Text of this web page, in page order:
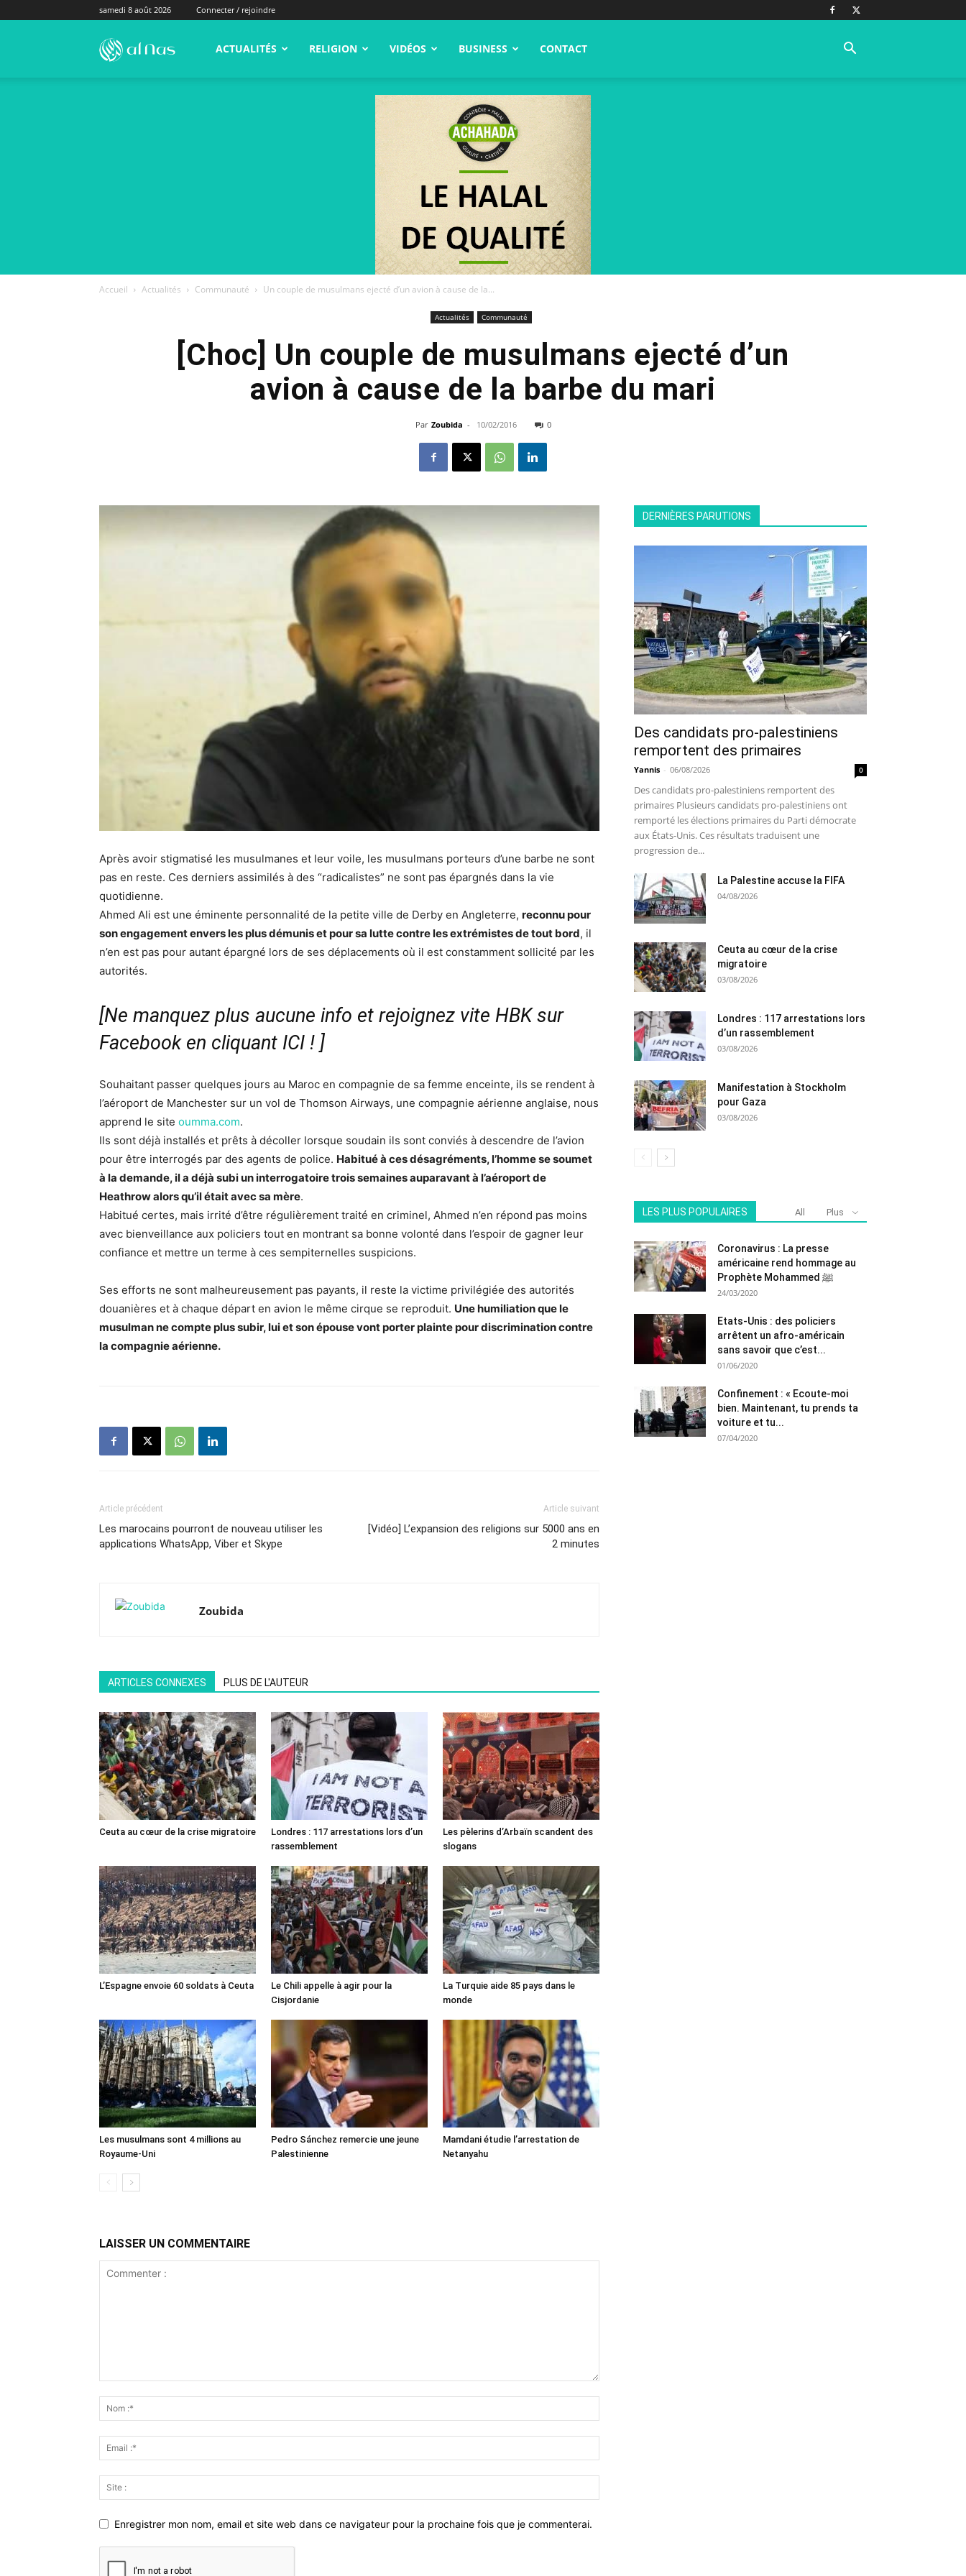
samedi 8 août 2026 Connecter / rejoindre
alNas.fr ACTUALITÉS RELIGION VIDÉOS BUSINESS CONTACT
Accueil Actualités Communauté Un couple de musulmans ejecté d’un avion à cause de la...
Actualités Communauté
[Choc] Un couple de musulmans ejecté d’un
avion à cause de la barbe du mari
Par Zoubida - 10/02/2016 0
Après avoir stigmatisé les musulmanes et leur voile, les musulmans porteurs d’une barbe ne sont
pas en reste. Ces derniers assimilés à des “radicalistes” ne sont pas épargnés dans la vie
quotidienne.
Ahmed Ali est une éminente personnalité de la petite ville de Derby en Angleterre, reconnu pour
son engagement envers les plus démunis et pour sa lutte contre les extrémistes de tout bord, il
n’en est pas pour autant épargné lors de ses déplacements où il est constamment sollicité par les
autorités.
[Ne manquez plus aucune info et rejoignez vite HBK sur
Facebook en cliquant ICI ! ]
Souhaitant passer quelques jours au Maroc en compagnie de sa femme enceinte, ils se rendent à
l’aéroport de Manchester sur un vol de Thomson Airways, une compagnie aérienne anglaise, nous
apprend le site oumma.com.
Ils sont déjà installés et prêts à décoller lorsque soudain ils sont conviés à descendre de l’avion
pour être interrogés par des agents de police. Habitué à ces désagréments, l’homme se soumet
à la demande, il a déjà subi un interrogatoire trois semaines auparavant à l’aéroport de
Heathrow alors qu’il était avec sa mère.
Habitué certes, mais irrité d’être régulièrement traité en criminel, Ahmed n’en répond pas moins
avec bienveillance aux policiers tout en montrant sa bonne volonté dans l’espoir de gagner leur
confiance et mettre un terme à ces sempiternelles suspicions.
Ses efforts ne sont malheureusement pas payants, il reste la victime privilégiée des autorités
douanières et à chaque départ en avion le même cirque se reproduit. Une humiliation que le
musulman ne compte plus subir, lui et son épouse vont porter plainte pour discrimination contre
la compagnie aérienne.
Article précédent
Les marocains pourront de nouveau utiliser les
applications WhatsApp, Viber et Skype
Article suivant
[Vidéo] L’expansion des religions sur 5000 ans en
2 minutes
Zoubida
ARTICLES CONNEXES PLUS DE L'AUTEUR
Ceuta au cœur de la crise migratoire
Londres : 117 arrestations lors d’un
rassemblement
Les pèlerins d’Arbaïn scandent des
slogans
L’Espagne envoie 60 soldats à Ceuta
Le Chili appelle à agir pour la
Cisjordanie
La Turquie aide 85 pays dans le
monde
Les musulmans sont 4 millions au
Royaume-Uni
Pedro Sánchez remercie une jeune
Palestinienne
Mamdani étudie l’arrestation de
Netanyahu
LAISSER UN COMMENTAIRE
Enregistrer mon nom, email et site web dans ce navigateur pour la prochaine fois que je commenterai.
DERNIÈRES PARUTIONS
Des candidats pro-palestiniens
remportent des primaires
Yannis - 06/08/2026 0
Des candidats pro-palestiniens remportent des
primaires Plusieurs candidats pro-palestiniens ont
remporté les élections primaires du Parti démocrate
aux États-Unis. Ces résultats traduisent une
progression de...
La Palestine accuse la FIFA
04/08/2026
Ceuta au cœur de la crise
migratoire
03/08/2026
Londres : 117 arrestations lors
d’un rassemblement
03/08/2026
Manifestation à Stockholm
pour Gaza
03/08/2026
LES PLUS POPULAIRES All Plus
Coronavirus : La presse
américaine rend hommage au
Prophète Mohammed ﷺ
24/03/2020
Etats-Unis : des policiers
arrêtent un afro-américain
sans savoir que c’est...
01/06/2020
Confinement : « Ecoute-moi
bien. Maintenant, tu prends ta
voiture et tu...
07/04/2020